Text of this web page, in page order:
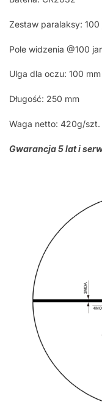
Zestaw paralaksy: 100
Pole widzenia @100
Ulga dla oczu: 100 mm
Długość: 250 mm
Waga netto: 420g/szt.
Gwarancja 5 lat i